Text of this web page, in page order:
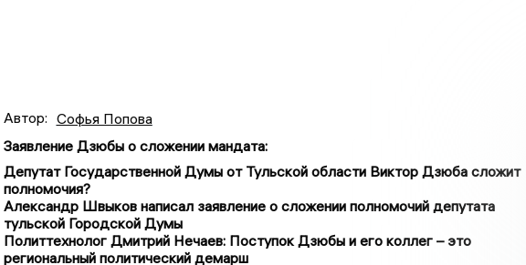
Автор: Софья Попова
Заявление Дзюбы о сложении мандата:
Депутат Государственной Думы от Тульской области Виктор Дзюба сложит
полномочия?
Александр Швыков написал заявление о сложении полномочий депутата
тульской Городской Думы
Политтехнолог Дмитрий Нечаев: Поступок Дзюбы и его коллег – это
региональный политический демарш